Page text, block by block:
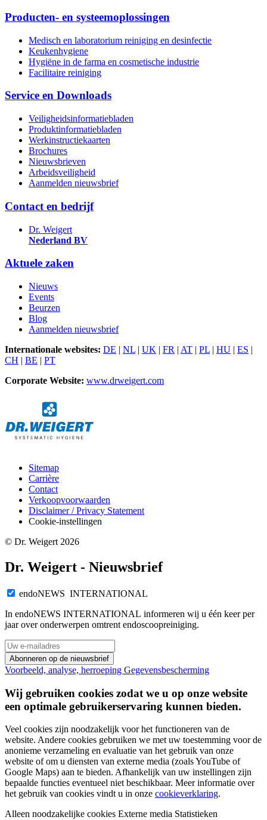
Producten- en systeemoplossingen
Medisch en laboratorium reiniging en desinfectie
Keukenhygiene
Hygiëne in de farma en cosmetische industrie
Facilitaire reiniging
Service en Downloads
Veiligheidsinformatiebladen
Produktinformatiebladen
Werkinstructiekaarten
Brochures
Nieuwsbrieven
Arbeidsveiligheid
Aanmelden nieuwsbrief
Contact en bedrijf
Dr. Weigert
Nederland BV
Aktuele zaken
Nieuws
Events
Beurzen
Blog
Aanmelden nieuwsbrief
Internationale websites: DE | NL | UK | FR | AT | PL | HU | ES |
CH | BE | PT
Corporate Website: www.drweigert.com
Sitemap
Carrière
Contact
Verkoopvoorwaarden
Disclaimer / Privacy Statement
Cookie-instellingen
© Dr. Weigert 2026
Dr. Weigert - Nieuwsbrief
endoNEWS INTERNATIONAL
In endoNEWS INTERNATIONAL informeren wij u één keer per
jaar over onderwerpen omtrent endoscoopreiniging.
Abonneren op de nieuwsbrief
Voorbeeld, analyse, herroeping Gegevensbescherming
Wij gebruiken cookies zodat we u op onze website
een optimale gebruikerservaring kunnen bieden.
Veel cookies zijn noodzakelijk voor het functioneren van de
website. Andere cookies gebruiken we met uw toestemming voor de
anonieme verzameling en evaluatie van het gebruik van onze
website of om u diensten van externe media (zoals YouTube of
Google Maps) aan te bieden. Afhankelijk van uw instellingen zijn
bepaalde functies eventueel niet beschikbaar. Meer informatie over
het gebruik van cookies vindt u in onze cookieverklaring.
Alleen noodzakelijke cookies Externe media Statistieken